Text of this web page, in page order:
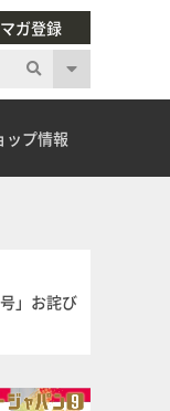
ガ登録
ップ情報
」お詫び